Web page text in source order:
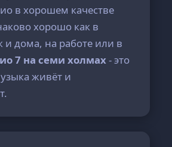
в хорошем качестве
хорошо как в
и дома, на работе или в
7 на семи холмах- это
живёт и